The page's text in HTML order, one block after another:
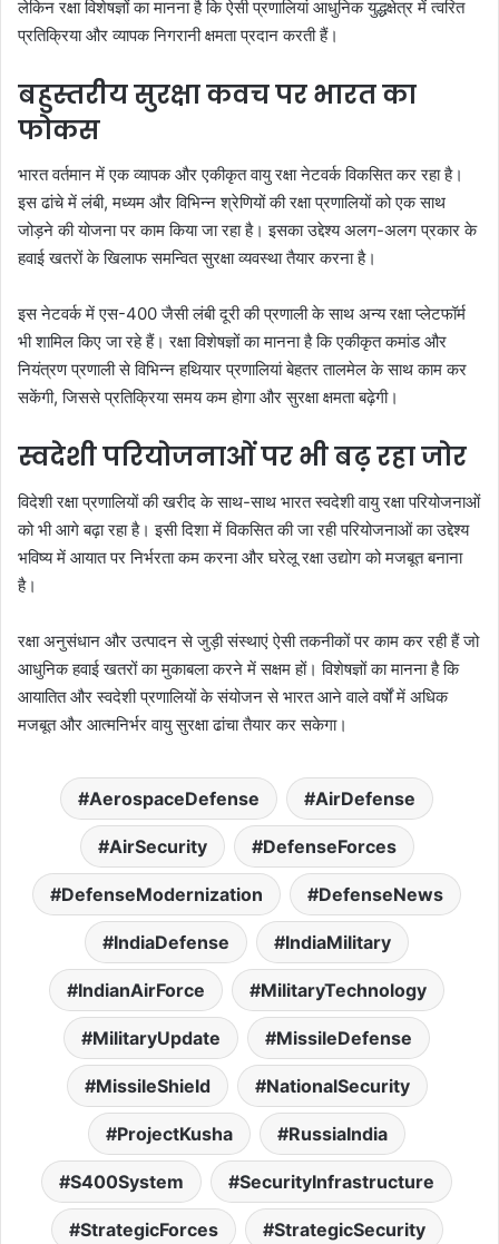
लेकिन रक्षा विशेषज्ञों का मानना है कि ऐसी प्रणालियां आधुनिक युद्धक्षेत्र में त्वरित
प्रतिक्रिया और व्यापक निगरानी क्षमता प्रदान करती हैं।
बहुस्तरीय सुरक्षा कवच पर भारत का
फोकस
भारत वर्तमान में एक व्यापक और एकीकृत वायु रक्षा नेटवर्क विकसित कर रहा है।
इस ढांचे में लंबी, मध्यम और विभिन्न श्रेणियों की रक्षा प्रणालियों को एक साथ
जोड़ने की योजना पर काम किया जा रहा है। इसका उद्देश्य अलग-अलग प्रकार के
हवाई खतरों के खिलाफ समन्वित सुरक्षा व्यवस्था तैयार करना है।
इस नेटवर्क में एस-400 जैसी लंबी दूरी की प्रणाली के साथ अन्य रक्षा प्लेटफॉर्म
भी शामिल किए जा रहे हैं। रक्षा विशेषज्ञों का मानना है कि एकीकृत कमांड और
नियंत्रण प्रणाली से विभिन्न हथियार प्रणालियां बेहतर तालमेल के साथ काम कर
सकेंगी, जिससे प्रतिक्रिया समय कम होगा और सुरक्षा क्षमता बढ़ेगी।
स्वदेशी परियोजनाओं पर भी बढ़ रहा जोर
विदेशी रक्षा प्रणालियों की खरीद के साथ-साथ भारत स्वदेशी वायु रक्षा परियोजनाओं
को भी आगे बढ़ा रहा है। इसी दिशा में विकसित की जा रही परियोजनाओं का उद्देश्य
भविष्य में आयात पर निर्भरता कम करना और घरेलू रक्षा उद्योग को मजबूत बनाना
है।
रक्षा अनुसंधान और उत्पादन से जुड़ी संस्थाएं ऐसी तकनीकों पर काम कर रही हैं जो
आधुनिक हवाई खतरों का मुकाबला करने में सक्षम हों। विशेषज्ञों का मानना है कि
आयातित और स्वदेशी प्रणालियों के संयोजन से भारत आने वाले वर्षों में अधिक
मजबूत और आत्मनिर्भर वायु सुरक्षा ढांचा तैयार कर सकेगा।
AerospaceDefense AirDefense
AirSecurity DefenseForces
DefenseModernization DefenseNews
IndiaDefense IndiaMilitary
IndianAirForce MilitaryTechnology
MilitaryUpdate MissileDefense
MissileShield NationalSecurity
ProjectKusha RussiaIndia
S400System SecurityInfrastructure
StrategicForces StrategicSecurity